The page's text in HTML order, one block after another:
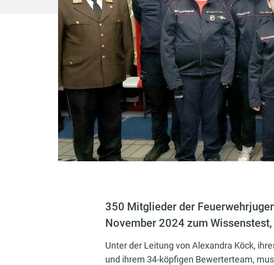
350 Mitglieder der
November 2024 zum
Unter der Leitung von Alexandra Köck,
und ihrem 34-köpfigen Bewerterteam,